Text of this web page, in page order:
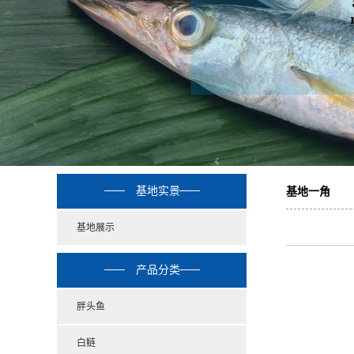
基地实景
基地展示
产品分类
胖头鱼
白鲢
基地一角